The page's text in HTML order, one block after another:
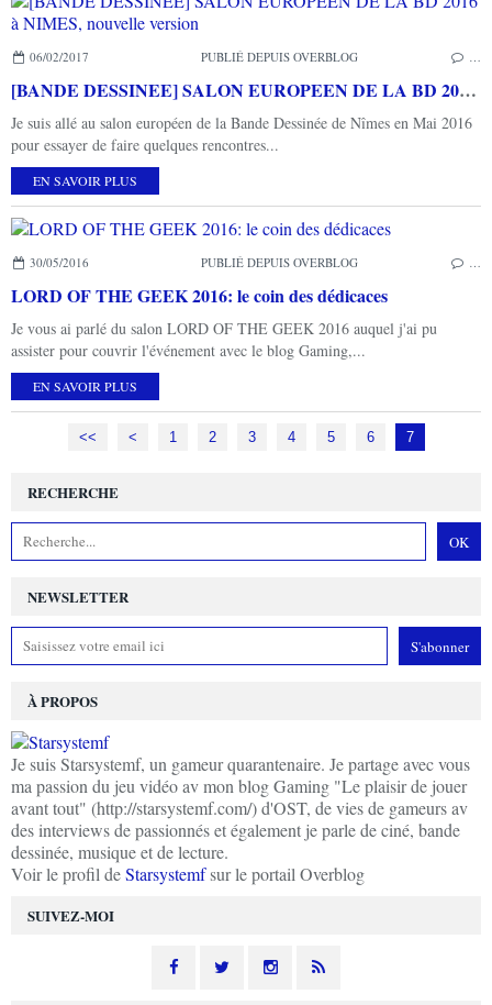
06/02/2017 PUBLIÉ DEPUIS OVERBLOG
[BANDE DESSINEE] SALON EUROPEEN DE LA BD 2016 à NIMES, nouvelle version
Je suis allé au salon européen de la Bande Dessinée de Nîmes en Mai 2016
pour essayer de faire quelques rencontres...
EN SAVOIR PLUS
30/05/2016 PUBLIÉ DEPUIS OVERBLOG
LORD OF THE GEEK 2016: le coin des dédicaces
Je vous ai parlé du salon LORD OF THE GEEK 2016 auquel j'ai pu
assister pour couvrir l'événement avec le blog Gaming,...
EN SAVOIR PLUS
<< < 1 2 3 4 5 6 7
NEWSLETTER
SUIVEZ-MOI
RECHERCHE
À PROPOS
Je suis Starsystemf, un gameur quarantenaire. Je partage avec vous
ma passion du jeu vidéo av mon blog Gaming "Le plaisir de jouer
avant tout" (http://starsystemf.com/) d'OST, de vies de gameurs av
des interviews de passionnés et également je parle de ciné, bande
dessinée, musique et de lecture.
Voir le profil deStarsystemfsur le portail Overblog